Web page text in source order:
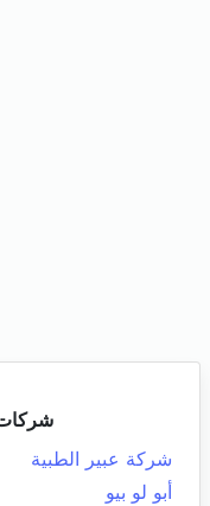
شركة عبير الطبية
أبو لو بيو